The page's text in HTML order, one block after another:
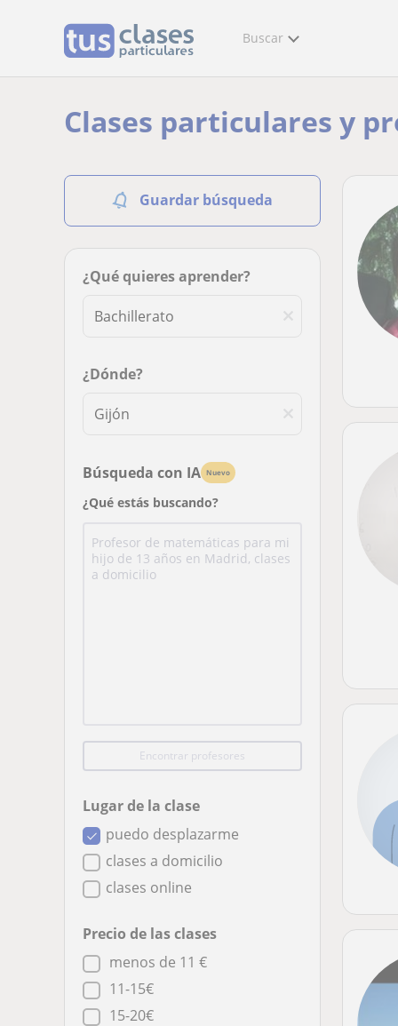
Buscar
Clases particulares y
Guardar búsqueda
¿Qué quieres aprender?
¿Dónde?
Búsqueda con IA Nuevo
¿Qué estás buscando?
Encontrar profesores
Lugar de la clase
puedo desplazarme
clases a domicilio
clases online
Precio de las clases
menos de 11 €
11-15€
15-20€